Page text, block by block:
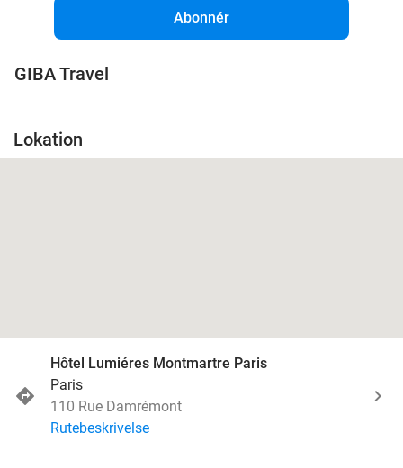
Abonnér
GIBA Travel
Lokation
Hôtel Lumiéres Montmartre Paris
Paris
110 Rue Damrémont
Rutebeskrivelse